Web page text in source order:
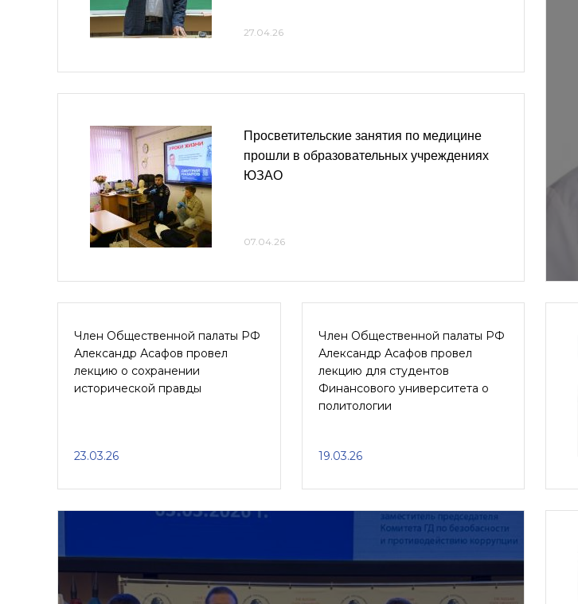
27.04.26
Просветительские занятия по медицине
прошли в образовательных учреждениях
ЮЗАО
07.04.26
Член Общественной палаты РФ
Александр Асафов провел
лекцию о сохранении
исторической правды
23.03.26
Член Общественной палаты РФ
Александр Асафов провел
лекцию для студентов
Финансового университета о
политологии
19.03.26